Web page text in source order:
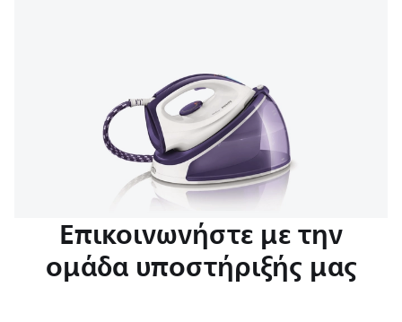
Επικοινωνήστε με την
ομάδα υποστήριξής μας